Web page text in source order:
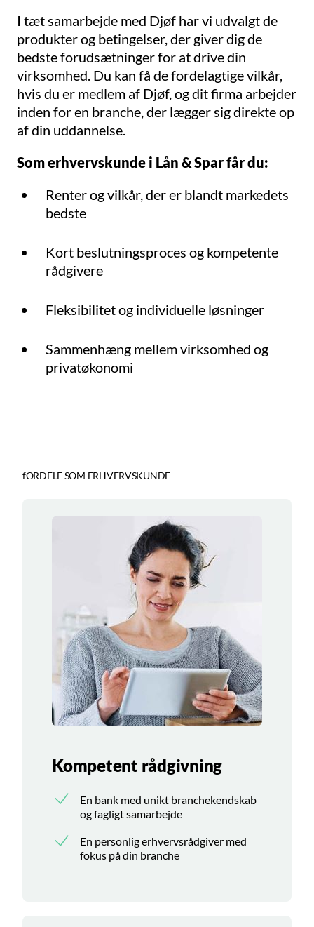
I tæt samarbejde med Djøf har vi udvalgt de
produkter og betingelser, der giver dig de
bedste forudsætninger for at drive din
virksomhed. Du kan få de fordelagtige vilkår,
hvis du er medlem af Djøf, og dit firma arbejder
inden for en branche, der lægger sig direkte op
af din uddannelse.
Som erhvervskunde i Lån & Spar får du:
Renter og vilkår, der er blandt markedets
bedste
Kort beslutningsproces og kompetente
rådgivere
Fleksibilitet og individuelle løsninger
Sammenhæng mellem virksomhed og
privatøkonomi
fORDELE SOM ERHVERVSKUNDE
Kompetent rådgivning
En bank med unikt branchekendskab
og fagligt samarbejde
En personlig erhvervsrådgiver med
fokus på din branche